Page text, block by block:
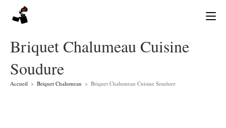
Briquet Chalumeau Cuisine
Soudure
Accueil > Briquet Chalumeau > Briquet Chalumeau Cuisine Soudure